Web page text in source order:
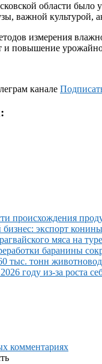
области было
важной культурой,
измерения
и повышение
канале
происхождения
экспорт
мяса на
баранины
тыс. тонн
году из-за роста
комментариях